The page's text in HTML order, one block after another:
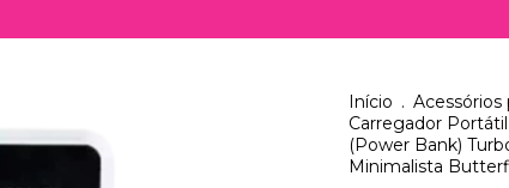
Início . Acessórios
Carregador
(Power Bank)
Minimalista